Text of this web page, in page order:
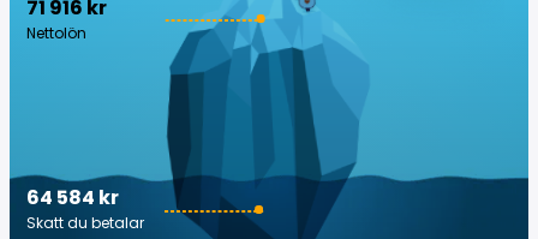
71 916 kr
Nettolön
64 584 kr
Skatt du betalar